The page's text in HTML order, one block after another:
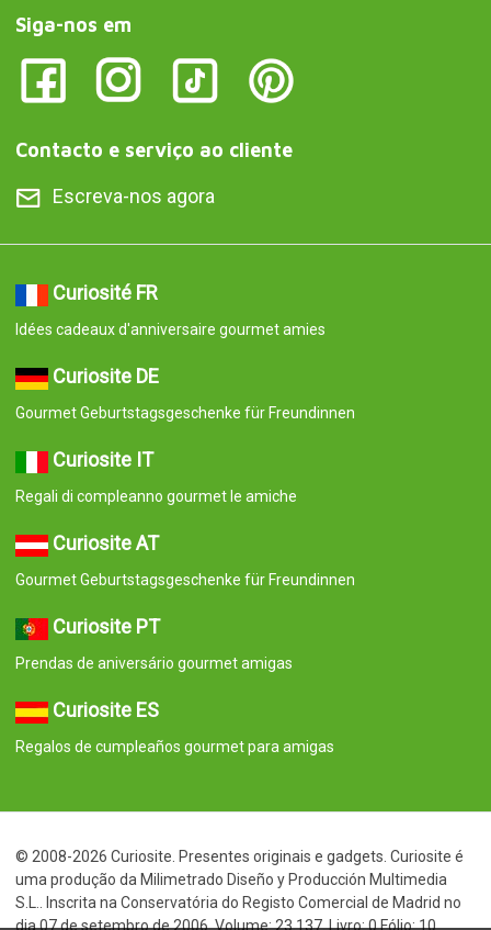
Siga-nos em
Contacto e serviço ao cliente
Escreva-nos agora
Curiosité FR
Idées cadeaux d'anniversaire gourmet amies
Curiosite DE
Gourmet Geburtstagsgeschenke für Freundinnen
Curiosite IT
Regali di compleanno gourmet le amiche
Curiosite AT
Gourmet Geburtstagsgeschenke für Freundinnen
Curiosite PT
Prendas de aniversário gourmet amigas
Curiosite ES
Regalos de cumpleaños gourmet para amigas
© 2008-2026 Curiosite. Presentes originais e gadgets. Curiosite é
uma produção da Milimetrado Diseño y Producción Multimedia
S.L.. Inscrita na Conservatória do Registo Comercial de Madrid no
dia 07 de setembro de 2006. Volume: 23.137. Livro: 0 Fólio: 10